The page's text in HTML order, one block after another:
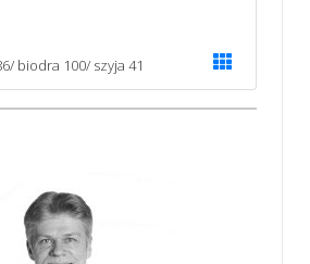
biodra 100/ szyja 41